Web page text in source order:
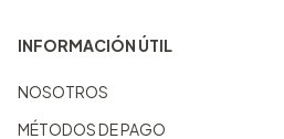
INFORMACIÓN ÚTIL
NOSOTROS
MÉTODOS DE PAGO